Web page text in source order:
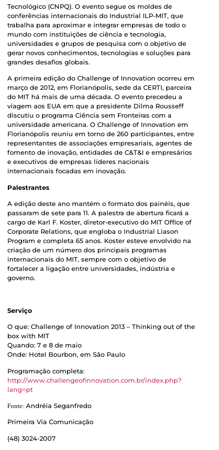
Tecnológico (CNPQ). O evento segue os moldes de
conferências internacionais do Industrial ILP-MIT, que
trabalha para aproximar e integrar empresas de todo o
mundo com instituições de ciência e tecnologia,
universidades e grupos de pesquisa com o objetivo de
gerar novos conhecimentos, tecnologias e soluções para
grandes desafios globais.
A primeira edição do Challenge of Innovation ocorreu em
março de 2012, em Florianópolis, sede da CERTI, parceira
do MIT há mais de uma década. O evento precedeu a
viagem aos EUA em que a presidente Dilma Rousseff
discutiu o programa Ciência sem Fronteiras com a
universidade americana. O Challenge of Innovation em
Florianópolis reuniu em torno de 260 participantes, entre
representantes de associações empresariais, agentes de
fomento de inovação, entidades de C&T&I e empresários
e executivos de empresas líderes nacionais
internacionais focadas em inovação.
Palestrantes
A edição deste ano mantém o formato dos painéis, que
passaram de sete para 11. A palestra de abertura ficará a
cargo de Karl F. Koster, diretor-executivo do MIT Office of
Corporate Relations, que engloba o Industrial Liason
Program e completa 65 anos. Koster esteve envolvido na
criação de um número dos principais programas
internacionais do MIT, sempre com o objetivo de
fortalecer a ligação entre universidades, indústria e
governo.
Serviço
O que: Challenge of Innovation 2013 – Thinking out of the
box with MIT
Quando: 7 e 8 de maio
Onde: Hotel Bourbon, em São Paulo
Programação completa:
http://www.challengeofinnovation.com.br/index.php?
lang=pt
Fonte: Andréia Seganfredo
Primeira Via Comunicação
(48) 3024-2007